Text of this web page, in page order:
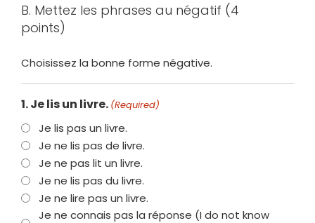
B. Mettez les phrases au négatif (4
points)
Choisissez la bonne forme négative.
1. Je lis un livre. (Required)
Je lis pas un livre.
Je ne lis pas de livre.
Je ne pas lit un livre.
Je ne lis pas du livre.
Je ne lire pas un livre.
Je ne connais pas la réponse (I do not know